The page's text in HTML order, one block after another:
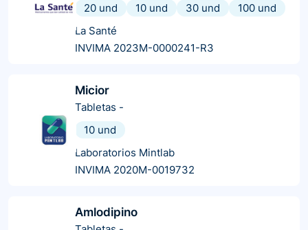
20 und
10 und 30 und
100 und
La Santé
INVIMA 2023M-0000241-R3
Micior
Tabletas -
10 und
Laboratorios Mintlab
INVIMA 2020M-0019732
Amlodipino